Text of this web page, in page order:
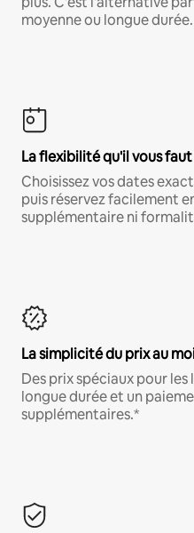
moyenne ou longue durée.
La flexibilité qu'il vous faut
Choisissez vos dates
puis réservez facilement
supplémentaire ni
La simplicité du prix au
Des prix spéciaux pour
longue durée et un
supplémentaires.*